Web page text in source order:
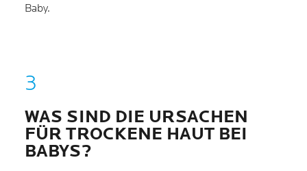
Baby.
WAS SIND DIE URSACHEN
FÜR TROCKENE HAUT BEI
BABYS?